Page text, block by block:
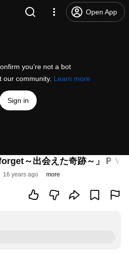
Open App
you’re not a bot
our community. Learn more
Sign in
～出会えた奇跡～」ＰＶ
16 years ago more